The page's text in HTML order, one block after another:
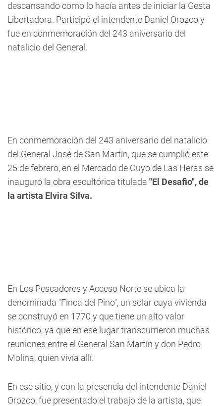
descansando como lo hacía antes de iniciar la Gesta
Libertadora. Participó el intendente Daniel Orozco y
fue en conmemoración del 243 aniversario del
natalicio del General.
En conmemoración del 243 aniversario del natalicio
del General José de San Martín, que se cumplió este
25 de febrero, en el Mercado de Cuyo de Las Heras se
inauguró la obra escultórica titulada "El Desafìo", de
la artista Elvira Silva.
En Los Pescadores y Acceso Norte se ubica la
denominada "Finca del Pino", un solar cuya vivienda
se construyó en 1770 y que tiene un alto valor
histórico, ya que en ese lugar transcurrieron muchas
reuniones entre el General San Martín y don Pedro
Molina, quien vivía allí.
En ese sitio, y con la presencia del intendente Daniel
Orozco, fue presentado el trabajo de la artista, que